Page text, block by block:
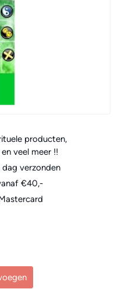
producten,
veel meer !!
verzonden
€40,-